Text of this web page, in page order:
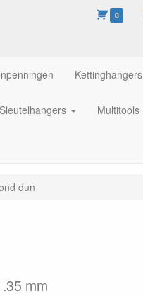
0
Kettinghangers
Sleutelhangers Multitools
dun
mm